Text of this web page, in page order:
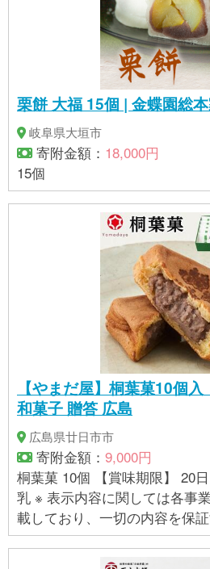
栗餅 大福 15個 | 金蝶園総
岐阜県大垣市
寄附金額： 18,000円
15個
【やまだ屋】桐葉菓10個
和菓子 贈答 広島
広島県廿日市市
寄附金額： 9,000円
桐葉菓 10個 【賞味期限】 20日 【アレルギー】 卵、
乳 ※ 表示内容に関しては各事業者の指定に基づき掲
載しており、一切の内容を保
ません。 ※ご不明の点がござ
接お問い合わせ下さい。